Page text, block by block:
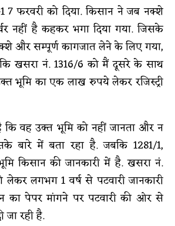
1 7 फरवरी को दिया. किसान ने जब नक्शे
नहीं है कहकर भगा दिया गया. जिसके
और सम्पूर्ण कागजात लेने के लिए गया,
कि खसरा नं. 1316/6 को मैं दूसरे के साथ
भूमि का एक लाख रुपये लेकर रजिस्ट्री
कि वह उक्त भूमि को नहीं जानता और न
बारे में बता रहा है. जबकि 1281/1,
किसान की जानकारी में है. खसरा नं.
लेकर लगभग 1 वर्ष से पटवारी जानकारी
का पेपर मांगने पर पटवारी की ओर से
जा रही है.